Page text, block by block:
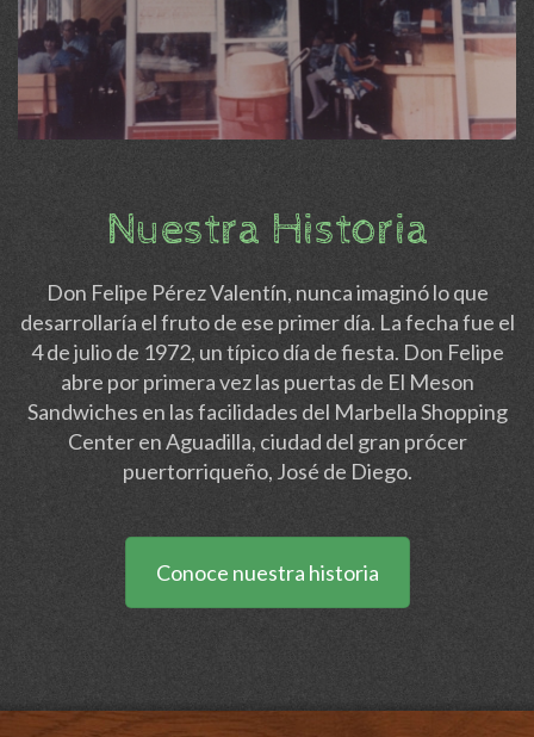
Nuestra Historia
Don Felipe Pérez Valentín, nunca imaginó lo que
desarrollaría el fruto de ese primer día. La fecha fue el
4 de julio de 1972, un típico día de fiesta. Don Felipe
abre por primera vez las puertas de El Meson
Sandwiches en las facilidades del Marbella Shopping
Center en Aguadilla, ciudad del gran prócer
puertorriqueño, José de Diego.
Conoce nuestra historia